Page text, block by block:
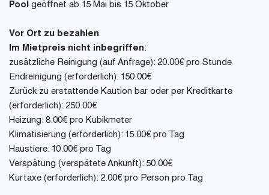
Pool geöffnet ab 15 Mai bis 15 Oktober
Vor Ort zu bezahlen
Im Mietpreis nicht inbegriffen:
zusätzliche Reinigung (auf Anfrage): 20.00€ pro Stunde
Endreinigung (erforderlich): 150.00€
Zurück zu erstattende Kaution bar oder per Kreditkarte
(erforderlich): 250.00€
Heizung: 8.00€ pro Kubikmeter
Klimatisierung (erforderlich): 15.00€ pro Tag
Haustiere: 10.00€ pro Tag
Verspätung (verspätete Ankunft): 50.00€
Kurtaxe (erforderlich): 2.00€ pro Person pro Tag